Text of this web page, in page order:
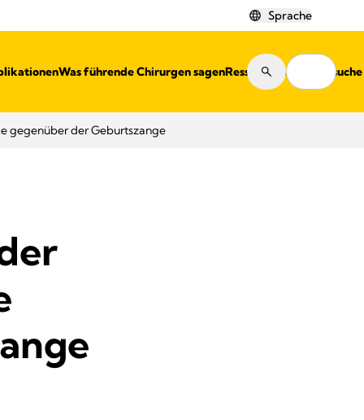
Sprache
Was führende Chirurgen sagenRessourcen Shopsuche
gegenüber der Geburtszange